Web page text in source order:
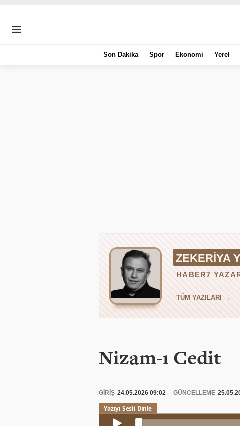
Son Dakika Spor Ekonomi Yerel
ZEKERIYA
HABER7
TÜM YAZILARI →
Nizam-ı Cedit
GİRİŞ 24.05.2026 09:02 GÜNCELLEME